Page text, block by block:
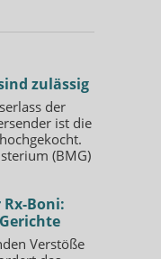
zulässig
der
ist die
(BMG)
Boni:
Verstöße